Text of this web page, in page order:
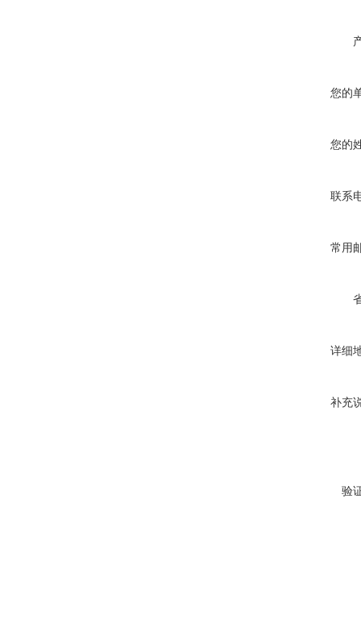
您的
您的
联系
常用
详细
补充
验